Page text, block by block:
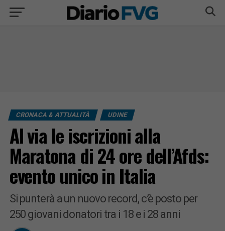
CRONACA & ATTUALITÀ UDINE
Al via le iscrizioni alla
Maratona di 24 ore dell’Afds:
evento unico in Italia
Si punterà a un nuovo record, c’è posto per
250 giovani donatori tra i 18 e i 28 anni